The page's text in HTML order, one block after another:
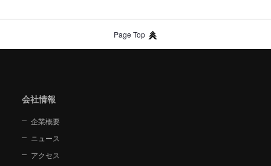
Page Top
会社情報
企業概要
ニュース
アクセス